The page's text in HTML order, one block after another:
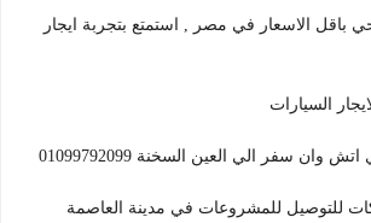
باقل الاسعار في مصر , استمتع بتجربة ايجار
السيارات
وان سفر الي العين السخنة 01099792099
للتوصيل للمشروعات في مدينة العاصمة